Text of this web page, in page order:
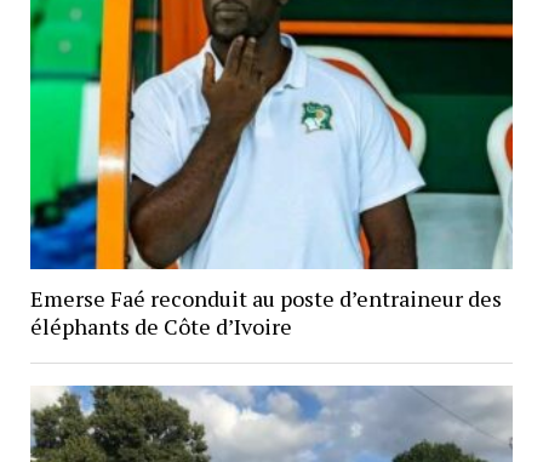
Emerse Faé reconduit au poste d’entraineur des
éléphants de Côte d’Ivoire